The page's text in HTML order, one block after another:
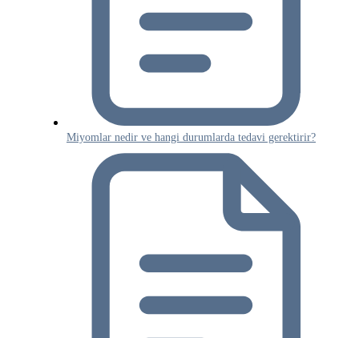
Miyomlar nedir ve hangi durumlarda tedavi gerektirir?